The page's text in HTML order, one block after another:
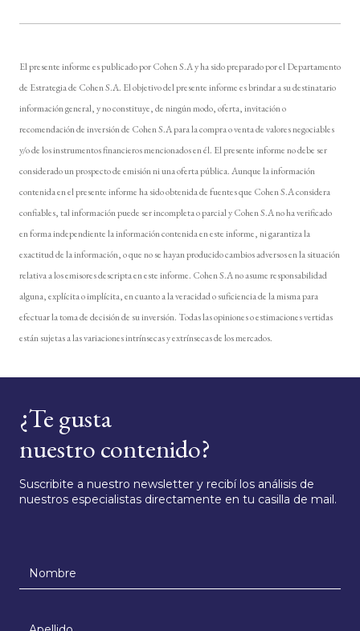
El presente informe es publicado por Cohen S.A y ha sido preparado por el Departamento
de Estrategia de Cohen S.A. El objetivo del presente informe es brindar a su destinatario
información general, y no constituye, de ningún modo, oferta, invitación o
recomendación de inversión de Cohen S.A para la compra o venta de valores negociables
y/o de los instrumentos financieros mencionados en él. El presente informe no debe ser
considerado un prospecto de emisión ni una oferta pública. Aunque la información
contenida en el presente informe ha sido obtenida de fuentes que Cohen S.A considera
confiables, tal información puede ser incompleta o parcial y Cohen S.A no ha verificado
en forma independiente la información contenida en este informe, ni garantiza la
exactitud de la información, o que no se hayan producido cambios adversos en la situación
relativa a los emisores descripta en este informe. Cohen S.A no asume responsabilidad
alguna, explícita o implícita, en cuanto a la veracidad o suficiencia de la misma para
efectuar la toma de decisión de su inversión. Todas las opiniones o estimaciones vertidas
están sujetas a las variaciones intrínsecas y extrínsecas de los mercados.
¿Te gusta
nuestro contenido?
Suscribite a nuestro newsletter y recibí los análisis de
nuestros especialistas directamente en tu casilla de mail.